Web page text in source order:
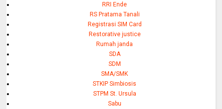
RRI Ende
RS Pratama Tanali
Registrasi SIM Card
Restorative justice
Rumah janda
SDA
SDM
SMA/SMK
STKIP Simbiosis
STPM St. Ursula
Sabu